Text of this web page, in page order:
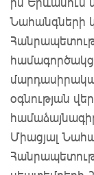
Նահանգների
օգնության
Միացյալ